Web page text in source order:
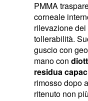
PMMA
corneale
rilevazione
tollerabilità.
guscio con
mano con
residua
rimosso dopo
ritenuto non